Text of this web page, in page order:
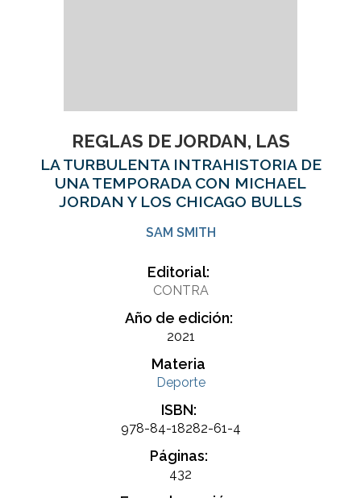
REGLAS DE JORDAN, LAS
LA TURBULENTA INTRAHISTORIA DE
UNA TEMPORADA CON MICHAEL
JORDAN Y LOS CHICAGO BULLS
SAM SMITH
Editorial:
CONTRA
Año de edición:
2021
Materia
Deporte
ISBN:
978-84-18282-61-4
Páginas:
432